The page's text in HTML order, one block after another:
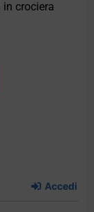
in crociera
Accedi